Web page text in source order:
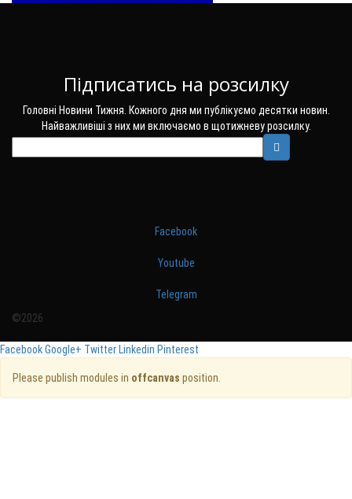
Підписатись на розсилку
Головні Новини Тижня. Кожного дня ми публікуємо десятки новин.
Найважливіші з них ми включаємо в щотижневу розсилку.
Facebook
Youtube
Telegram
©2026
FacebookGoogle+ Twitter Linkedin Pinterest
Please publish modules in offcanvas position.